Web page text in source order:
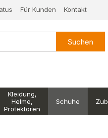
Für Kunden Kontakt
Suchen
Kleidung,
Helme,
Protektoren
Schuhe